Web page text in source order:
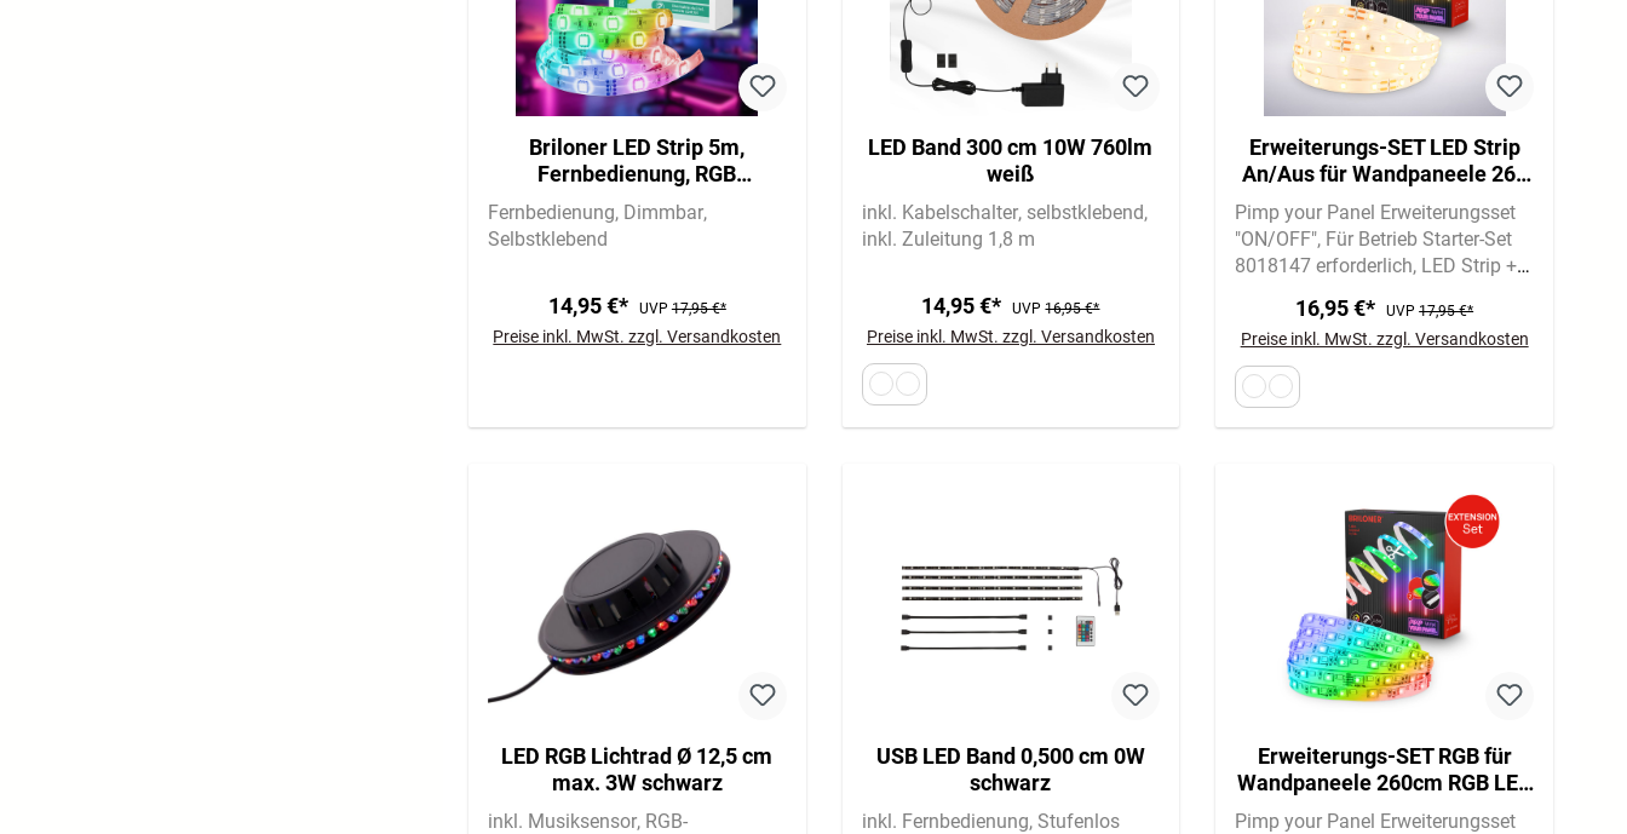
Briloner LED Strip 5m,
Fernbedienung, RGB
Farbmodi, Dimmbar
Fernbedienung Dimmbar
Selbstklebend
14,95 €* UVP17,95 €*
Preise inkl. MwSt. zzgl. Versandkosten
LED Band 300 cm 10W 760lm
weiß
inkl. Kabelschalter selbstklebend
inkl. Zuleitung 1,8 m
14,95 €* UVP16,95 €*
Preise inkl. MwSt. zzgl. Versandkosten
Erweiterungs-SET LED Strip
An/Aus für Wandpaneele 260
cm, Warmweiß, kürzbar,
selbstklebend, Weiß
Pimp your Panel Erweiterungsset
"ON/OFF" Für Betrieb Starter-Set
8018147 erforderlich LED Strip +
16,95 €* UVP17,95 €*
Preise inkl. MwSt. zzgl. Versandkosten
LED RGB Lichtrad Ø 12,5 cm
max. 3W schwarz
inkl. Musiksensor RGB-
USB LED Band 0,500 cm 0W
schwarz
inkl. Fernbedienung Stufenlos
Erweiterungs-SET RGB für
Wandpaneele 260cm RGB LED
Stripe, 37,5cm Verlängerung
Pimp your Panel Erweiterungsset